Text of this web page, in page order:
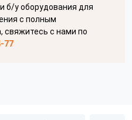
б/у оборудования для
с полным
свяжитесь с нами по
77